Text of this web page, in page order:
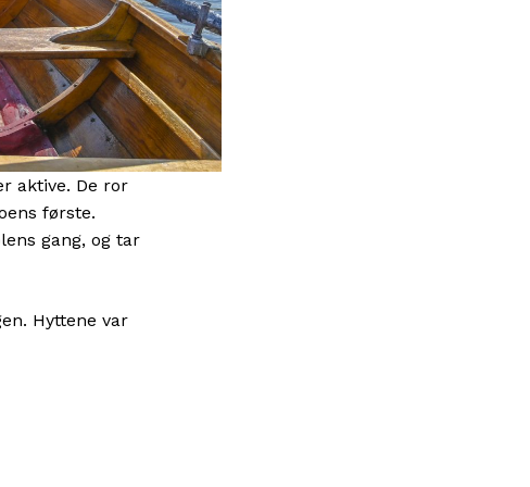
aktive. De ror
første.
gang, og tar
Hyttene var